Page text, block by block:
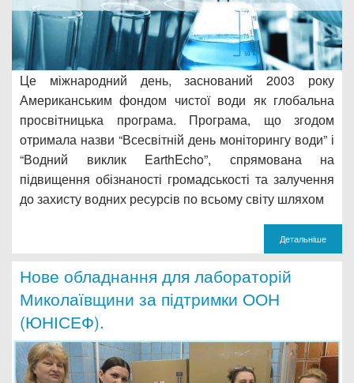
Це міжнародний день, заснований 2003 року
Американським фондом чистої води як глобальна
просвітницька програма. Програма, що згодом
отримала назви “Всесвітній день моніторингу води” і
“Водний виклик EarthEcho”, спрямована на
підвищення обізнаності громадськості та залучення
до захисту водних ресурсів по всьому світу шляхом
Детальніше
Нове обладнання для лабораторій
Миколаївщини за підтримки ООН
(ЮНІСЕФ).